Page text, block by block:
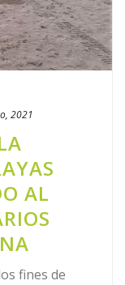
2021
AL
fines de